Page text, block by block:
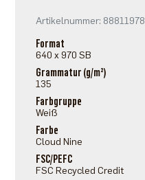
Artikelnummer: 88811978
Format
640 x 970 SB
Grammatur (g/m²)
135
Farbgruppe
Weiß
Farbe
Cloud Nine
FSC/PEFC
FSC Recycled Credit